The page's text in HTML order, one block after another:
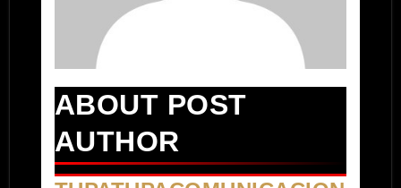
ABOUT POST
AUTHOR